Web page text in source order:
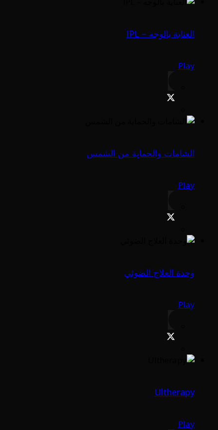
العناية بالوجه – IPL
Play
الشامات والحماية من الشمس
Play
وحدة العلاج الضوئي
Play
Ultherapy
Play